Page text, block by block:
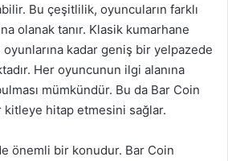
Bu çeşitlilik, oyuncuların farklı
olanak tanır. Klasik kumarhane
kadar geniş bir yelpazede
Her oyuncunun ilgi alanına
mümkündür. Bu da Bar Coin
kitleye hitap etmesini sağlar.
önemli bir konudur. Bar Coin